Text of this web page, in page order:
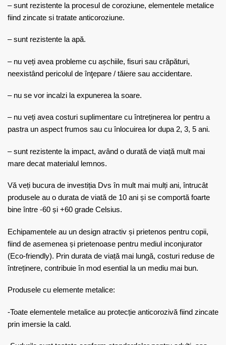
– sunt rezistente la procesul de coroziune, elementele metalice
fiind zincate si tratate anticoroziune.
– sunt rezistente la apă.
– nu veți avea probleme cu așchiile, fisuri sau crăpături,
neexistând pericolul de înţepare / tăiere sau accidentare.
– nu se vor incalzi la expunerea la soare.
– nu veți avea costuri suplimentare cu întreținerea lor pentru a
pastra un aspect frumos sau cu înlocuirea lor dupa 2, 3, 5 ani.
– sunt rezistente la impact, având o durată de viață mult mai
mare decat materialul lemnos.
Vă veți bucura de investiția Dvs în mult mai mulți ani, întrucât
produsele au o durata de viată de 10 ani și se comportă foarte
bine între -60 și +60 grade Celsius.
Echipamentele au un design atractiv și prietenos pentru copii,
fiind de asemenea și prietenoase pentru mediul inconjurator
(Eco-friendly). Prin durata de viață mai lungă, costuri reduse de
întreținere, contribuie în mod esential la un mediu mai bun.
Produsele cu elemente metalice:
-Toate elementele metalice au protecție anticorozivă fiind zincate
prin imersie la cald.